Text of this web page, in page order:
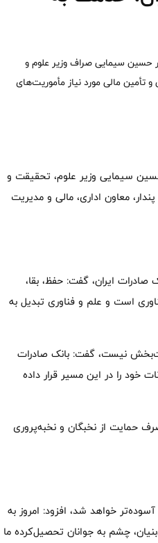
حسین سیمایی صراف وزیر علوم و
تأمین مالی مورد نیاز مأموریت‌های
حسین سیمایی وزیر علوم، تحقیقت و
معاون اداری، مالی و مدیریت
ایران، گفت: حفظ، بقا،
است و علم و فناوری تبدیل به
نیست، گفت: بانک صادرات
خود را در این مسیر قرار داده
حمایت از نخبگان و نخبه‌پروری
خواهد شد، افزود: امروز به
چشم به جوانان تحصیل‌کرده ما